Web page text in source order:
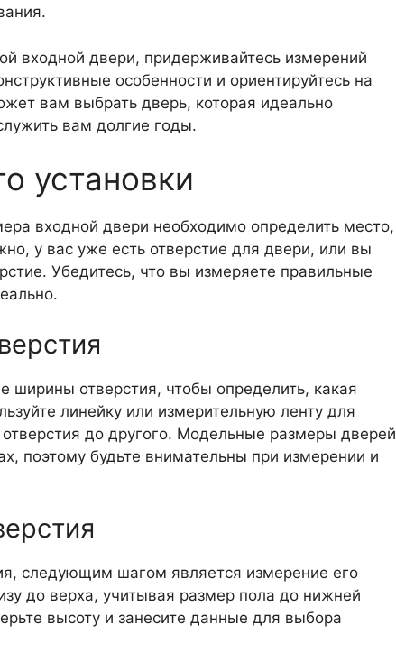
входной двери, придерживайтесь измерений
особенности и ориентируйтесь на
вам выбрать дверь, которая идеально
вам долгие годы.
установки
входной двери необходимо определить место,
у вас уже есть отверстие для двери, или вы
Убедитесь, что вы измеряете правильные
отверстия, чтобы определить, какая
линейку или измерительную ленту для
до другого. Модельные размеры дверей
поэтому будьте внимательны при измерении и
следующим шагом является измерение его
до верха, учитывая размер пола до нижней
высоту и занесите данные для выбора